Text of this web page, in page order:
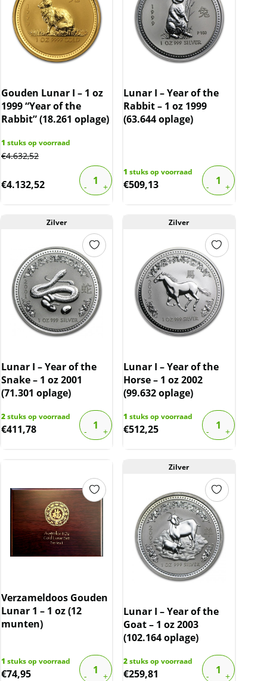
Gouden Lunar I – 1 oz
1999 “Year of the
Rabbit” (18.261 oplage)
1 stuks op voorraad
€4.632,52
€4.132,52
Lunar I – Year of the
Rabbit – 1 oz 1999
(63.644 oplage)
1 stuks op voorraad
€509,13
Zilver
Lunar I – Year of the
Snake – 1 oz 2001
(71.301 oplage)
2stuks op voorraad
€411,78
Zilver
Lunar I – Year of the
Horse – 1 oz 2002
(99.632 oplage)
1 stuks op voorraad
€512,25
Verzameldoos Gouden
Lunar 1 – 1 oz (12
munten)
1 stuks op voorraad
€74,95
Zilver
Lunar I – Year of the
Goat – 1 oz 2003
(102.164 oplage)
2stuks op voorraad
€259,81